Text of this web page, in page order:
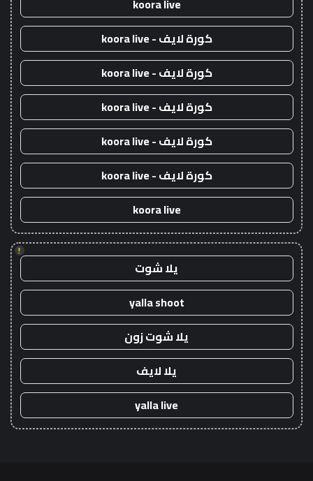
koora live
كورة لايف - koora live
كورة لايف - koora live
كورة لايف - koora live
كورة لايف - koora live
كورة لايف - koora live
koora live
!
يلا شوت
yalla shoot
يلا شوت زون
يلا لايف
yalla live